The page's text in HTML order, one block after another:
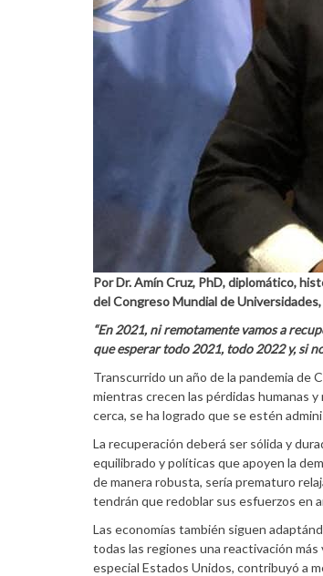
Por Dr. Amín Cruz, PhD, diplomático,
del Congreso Mundial de
“En 2021, ni remotamente vamos a
que esperar todo 2021, todo 2022 y, si
Transcurrido un año de la pandemia de
mientras crecen las pérdidas humanas
cerca, se ha logrado que se estén
La recuperación deberá ser sólida y
equilibrado y políticas que apoyen la
de manera robusta, sería prematuro
tendrán que redoblar sus esfuerzos en
Las economías también siguen
todas las regiones una reactivación
especial Estados Unidos, contribuyó a